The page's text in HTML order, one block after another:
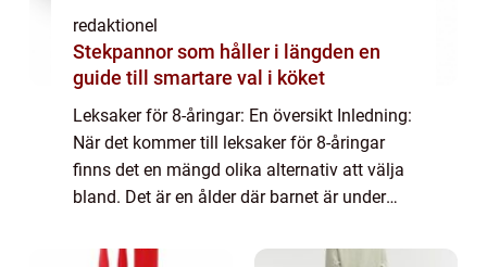
redaktionel
Stekpannor som håller i längden en
guide till smartare val i köket
Leksaker för 8-åringar: En översikt Inledning:
När det kommer till leksaker för 8-åringar
finns det en mängd olika alternativ att välja
bland. Det är en ålder där barnet är under
leksaker som främjar deras inte...